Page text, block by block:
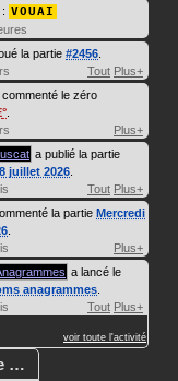
VOUAI
la partie #2456
Tout Plus+
commenté le zéro
Plus+
a publié la partie
juillet 2026
Tout Plus+
la partie Mercredi
Plus+
a lancé le
anagrammes
Tout Plus+
voir toute l'activité
…